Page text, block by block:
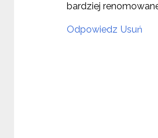
bardziej
Odpowiedz Usuń